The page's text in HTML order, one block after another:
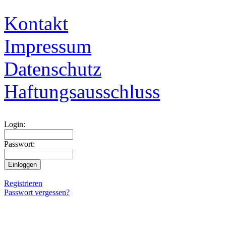
Kontakt
Impressum
Datenschutz
Haftungsausschluss
Login:
Passwort:
Registrieren
Passwort vergessen?